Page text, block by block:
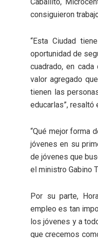
consiguieron
“Esta Ciudad
oportunidad de
cuadrado, en
valor agregado
tienen las
educarlas”, resaltó
“Qué mejor forma
jóvenes en su
de jóvenes que
el ministro Gabino
Por su parte,
empleo es tan
los jóvenes y a
que crecemos